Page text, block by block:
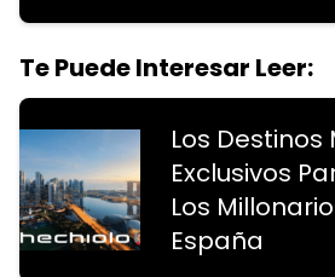
Te Puede Interesar Leer:
Los Destinos
Exclusivos
Los
España